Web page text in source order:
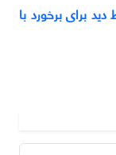
برای برخورد با